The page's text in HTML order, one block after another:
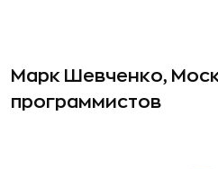
Марк Шевченко,
программистов